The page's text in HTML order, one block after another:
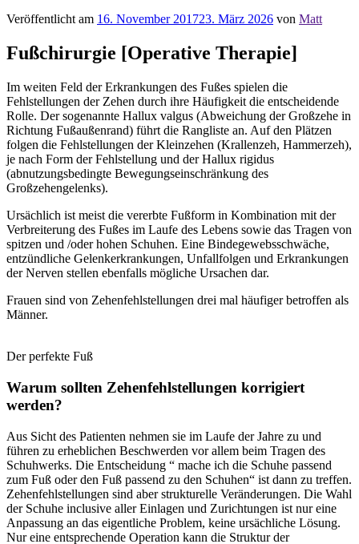
Veröffentlicht am 16. November 201723. März 2026 von Matt
Fußchirurgie [Operative Therapie]
Im weiten Feld der Erkrankungen des Fußes spielen die
Fehlstellungen der Zehen durch ihre Häufigkeit die entscheidende
Rolle. Der sogenannte Hallux valgus (Abweichung der Großzehe in
Richtung Fußaußenrand) führt die Rangliste an. Auf den Plätzen
folgen die Fehlstellungen der Kleinzehen (Krallenzeh, Hammerzeh),
je nach Form der Fehlstellung und der Hallux rigidus
(abnutzungsbedingte Bewegungseinschränkung des
Großzehengelenks).
Ursächlich ist meist die vererbte Fußform in Kombination mit der
Verbreiterung des Fußes im Laufe des Lebens sowie das Tragen von
spitzen und /oder hohen Schuhen. Eine Bindegewebsschwäche,
entzündliche Gelenkerkrankungen, Unfallfolgen und Erkrankungen
der Nerven stellen ebenfalls mögliche Ursachen dar.
Frauen sind von Zehenfehlstellungen drei mal häufiger betroffen als
Männer.
Der perfekte Fuß
Warum sollten Zehenfehlstellungen korrigiert
werden?
Aus Sicht des Patienten nehmen sie im Laufe der Jahre zu und
führen zu erheblichen Beschwerden vor allem beim Tragen des
Schuhwerks. Die Entscheidung “ mache ich die Schuhe passend
zum Fuß oder den Fuß passend zu den Schuhen“ ist dann zu treffen.
Zehenfehlstellungen sind aber strukturelle Veränderungen. Die Wahl
der Schuhe inclusive aller Einlagen und Zurichtungen ist nur eine
Anpassung an das eigentliche Problem, keine ursächliche Lösung.
Nur eine entsprechende Operation kann die Struktur der